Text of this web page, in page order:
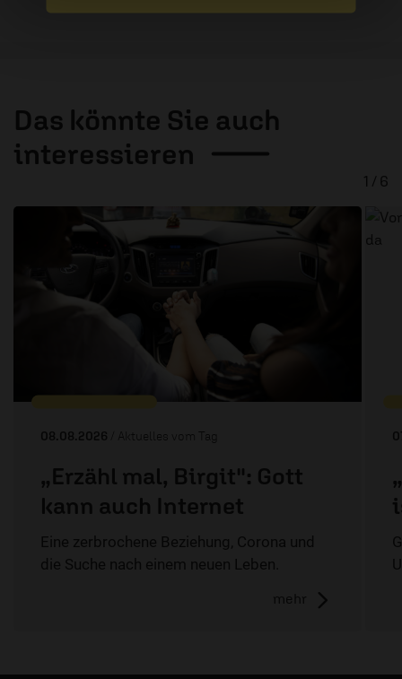
Das könnte Sie auch
interessieren
08.08.2026 / Aktuelles vom Tag
„Erzähl mal, Birgit": Gott
kann auch Internet
Eine zerbrochene Beziehung, Corona und
die Suche nach einem neuen Leben.
mehr
1 / 6